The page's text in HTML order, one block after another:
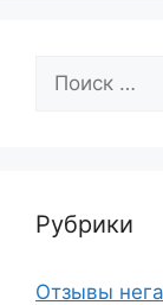
Рубрики
Отзывы